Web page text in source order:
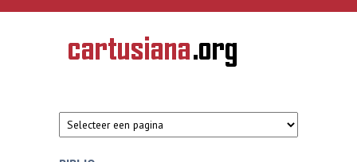
Overslaan en naar de inhoud gaan
CARTUSIANA
Geschiedenis
van de